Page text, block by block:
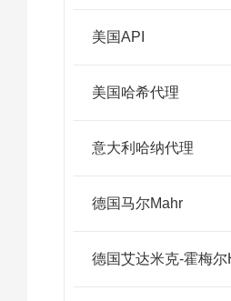
美国API
美国哈希代理
意大利哈纳代理
德国马尔Mahr